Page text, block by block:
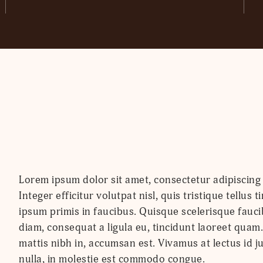
Lorem ipsum dolor sit amet, consectetur
Integer efficitur volutpat nisl, quis tristique tellus
ipsum primis in faucibus. Quisque scelerisque
diam, consequat a ligula eu, tincidunt laoreet
mattis nibh in, accumsan est. Vivamus at lectus
nulla, in molestie est commodo congue.